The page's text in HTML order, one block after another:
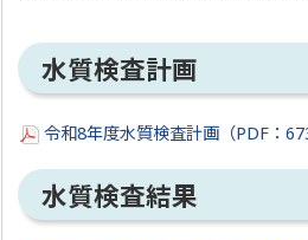
水質検査計画
令和8年度水質検査計画（PDF：
水質検査結果